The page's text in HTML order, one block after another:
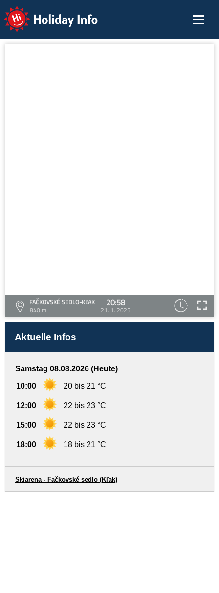
Holiday Info
FAČKOVSKÉ SEDLO-KĽAK
840 m
20:58
21. 1. 2025
Aktuelle Infos
Samstag 08.08.2026 (Heute)
10:00 20 bis 21 °C
12:00 22 bis 23 °C
15:00 22 bis 23 °C
18:00 18 bis 21 °C
Skiarena - Fačkovské sedlo (Kľak)